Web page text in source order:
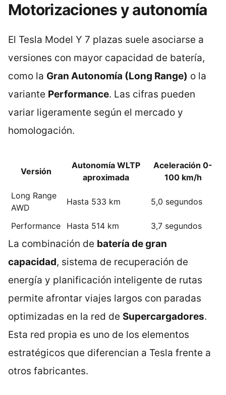
Motorizaciones y autonomía
El Tesla Model Y 7 plazas suele asociarse a
versiones con mayor capacidad de batería,
como la Gran Autonomía (Long Range) o la
variante Performance. Las cifras pueden
variar ligeramente según el mercado y
homologación.
Versión
Autonomía WLTP
aproximada
Aceleración 0-
100 km/h
Long Range
AWD
Hasta 533 km 5,0 segundos
Performance Hasta 514 km 3,7 segundos
La combinación de batería de gran
capacidad, sistema de recuperación de
energía y planificación inteligente de rutas
permite afrontar viajes largos con paradas
optimizadas en la red de Supercargadores.
Esta red propia es uno de los elementos
estratégicos que diferencian a Tesla frente a
otros fabricantes.